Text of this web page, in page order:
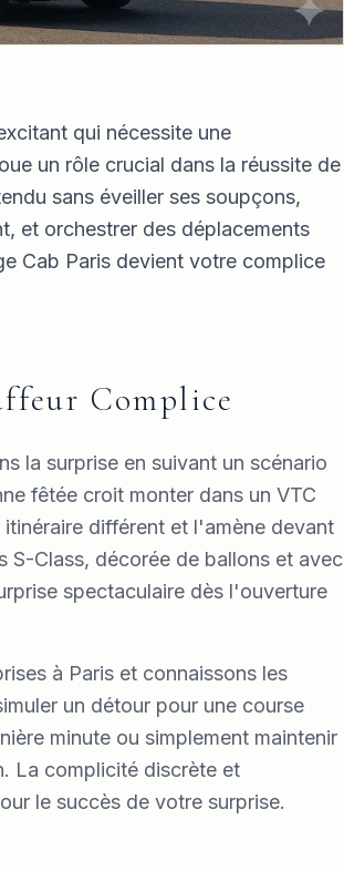
qui nécessite une
un rôle crucial dans la réussite de
sans éveiller ses soupçons,
et orchestrer des déplacements
Cab Paris devient votre complice
Complice
la surprise en suivant un scénario
fêtée croit monter dans un VTC
différent et l'amène devant
S-Class, décorée de ballons et avec
spectaculaire dès l'ouverture
à Paris et connaissons les
un détour pour une course
minute ou simplement maintenir
La complicité discrète et
le succès de votre surprise.